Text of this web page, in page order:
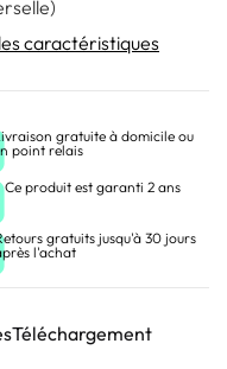
caractéristiques
gratuite à domicile ou
point relais
Ce produit est garanti 2 ans
gratuits jusqu'à 30 jours
l'achat
Téléchargement